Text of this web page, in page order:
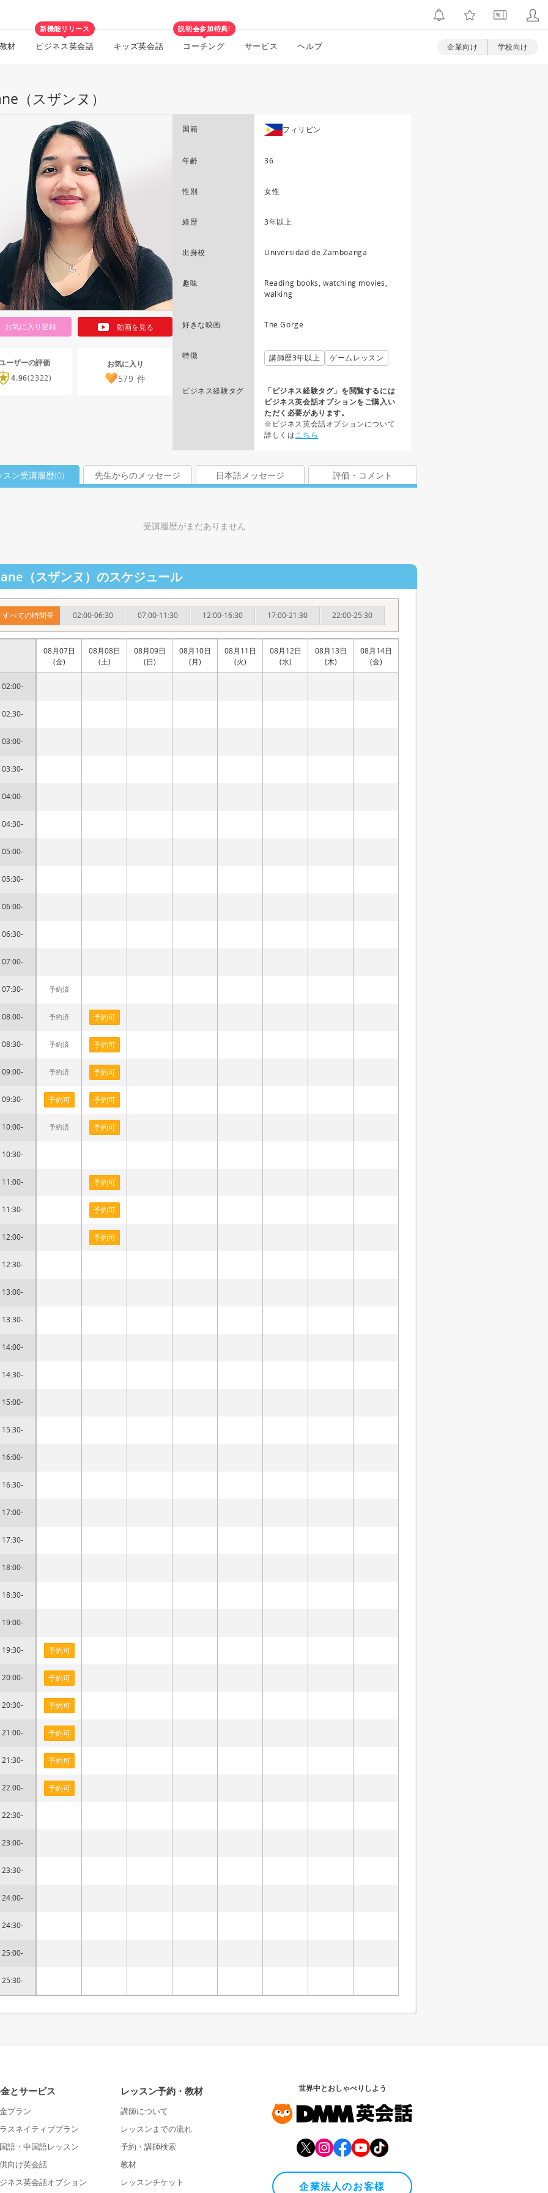
材
新機能リリース
ビジネス英会話 キッズ英会話
説明会参加特典!
コーチング サービス ヘルプ 企業向け 学校向け
（スザンヌ）
お気に入り登録 動画を見る
ーザーの評価
4.96(2322)
お気に入り
579 件
国籍 フィリピン
年齢 36
性別 女性
経歴 3年以上
出身校 Universidad de Zamboanga
趣味
Reading books, watching movies,
walking
好きな映画 The Gorge
特徴 講師歴3年以上 ゲームレッスン
ビジネス経験タグ
「ビジネス経験タグ」を閲覧するには
ビジネス英会話オプションをご購入い
ただく必要があります。
※ビジネス英会話オプションについて
詳しくはこちら
スン受講履歴(0) 先生からのメッセージ 日本語メッセージ 評価・コメント
受講履歴がまだありません
（スザンヌ）のスケジュール
すべての時間帯 02:00-06:30 07:00-11:30 12:00-16:30 17:00-21:30 22:00-25:30
02:00-
02:30-
03:00-
03:30-
04:00-
04:30-
05:00-
05:30-
06:00-
06:30-
07:00-
07:30-
08:00-
08:30-
09:00-
09:30-
10:00-
10:30-
11:00-
11:30-
12:00-
12:30-
13:00-
13:30-
14:00-
14:30-
15:00-
15:30-
16:00-
16:30-
17:00-
17:30-
18:00-
18:30-
19:00-
19:30-
20:00-
20:30-
21:00-
21:30-
22:00-
22:30-
23:00-
23:30-
24:00-
24:30-
25:00-
25:30-
08月07日
(金)
予約済
予約済
予約済
予約済
予約可
予約済
予約可
予約可
予約可
予約可
予約可
予約可
08月08日
(土)
予約可
予約可
予約可
予約可
予約可
予約可
予約可
予約可
08月09日
(日)
08月10日
(月)
08月11日
(火)
08月12日
(水)
08月13日
(木)
08月14日
(金)
とサービス
プラン
スネイティブプラン
語・中国語レッスン
向け英会話
ネス英会話オプション
レッスン予約・教材
講師について
レッスンまでの流れ
予約・講師検索
教材
レッスンチケット
世界中とおしゃべりしよう
企業法人のお客様